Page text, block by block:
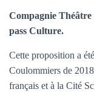
Compagnie Théâtre
pass Culture.
Cette proposition a
Coulommiers de
français et à la Cité